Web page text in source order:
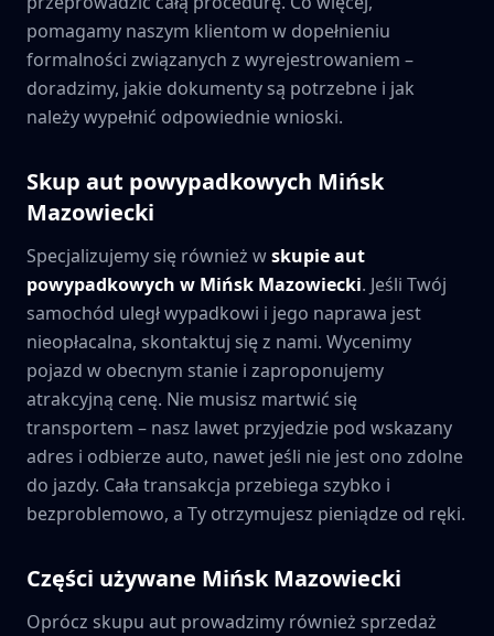
pomagamy naszym klientom w dopełnieniu
formalności związanych z wyrejestrowaniem –
doradzimy, jakie dokumenty są potrzebne i jak
należy wypełnić odpowiednie wnioski.
Skup aut powypadkowych Mińsk
Mazowiecki
Specjalizujemy się również wskupie aut
powypadkowych w Mińsk Mazowiecki. Jeśli Twój
samochód uległ wypadkowi i jego naprawa jest
nieopłacalna, skontaktuj się z nami. Wycenimy
pojazd w obecnym stanie i zaproponujemy
atrakcyjną cenę. Nie musisz martwić się
transportem – nasz lawet przyjedzie pod wskazany
adres i odbierze auto, nawet jeśli nie jest ono zdolne
do jazdy. Cała transakcja przebiega szybko i
bezproblemowo, a Ty otrzymujesz pieniądze od ręki.
Części używane Mińsk Mazowiecki
Oprócz skupu aut prowadzimy również sprzedaż